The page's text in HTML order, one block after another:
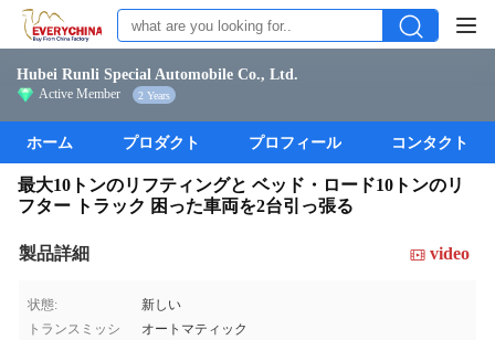
Hubei Runli Special Automobile Co., Ltd.
Active Member 2 Years
ホーム プロダクト プロフィール コンタクト
最大10トンのリフティングと ベッド・ロード10トンのリ
フター トラック 困った車両を2台引っ張る
製品詳細 video
状態:
新しい
トランスミッシ
オートマティック